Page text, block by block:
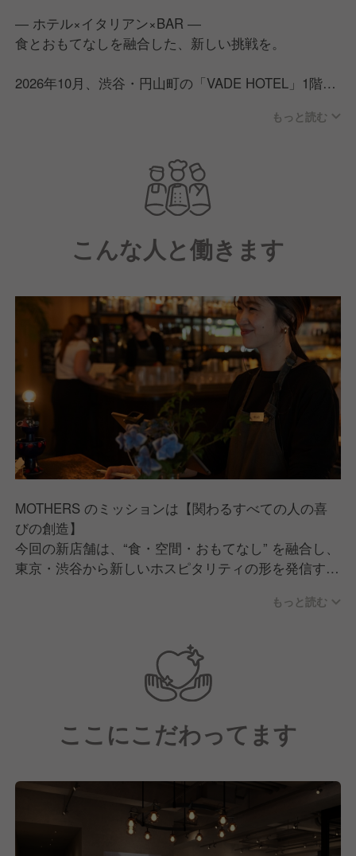
― ホテル×イタリアン×BAR ―
食とおもてなしを融合した、新しい挑戦を。
2026年10月、渋谷・円山町の「VADE HOTEL」1階
お任せするのは、レストランサービスを中心としたゲ
ン・カクテル・英会話・ホテルホスピタリティまで仕
事の幅を広げられます。
オープニングメンバーのため、決められたオペレーシ
ョンをこなすだけではなく、サービスづくりやメニュ
ー提案にも参加できます。
もっと読む
こんな人と働きます
MOTHERS のミッションは【関わるすべての人の喜
びの創造】
今回の新店舗は、“食・空間・おもてなし” を融合し、
東京・渋谷から新しいホスピタリティの形を発信する
あなたの経験・個性を反映できる場を提供します。
もっと読む
ここにこだわってます